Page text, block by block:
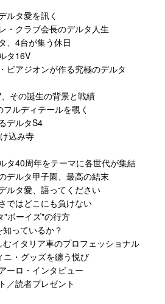
ルタ愛を訊く
・クラブ会長のデルタ人生
、4台が集う休日
タ16V
ビアジオンが作る究極のデルタ
その誕生の背景と戦績
ルディテールを覗く
デルタS4
込み寺
タ40周年をテーマに各世代が集結
デルタ甲子園、最高の結末
ルタ愛、語ってください
ではどこにも負けない
"ボーイズ"の行方
っているか？
イタリア車のプロフェッショナル
ニ・グッズを纏う悦び
ーロ・インタビュー
／読者プレゼント